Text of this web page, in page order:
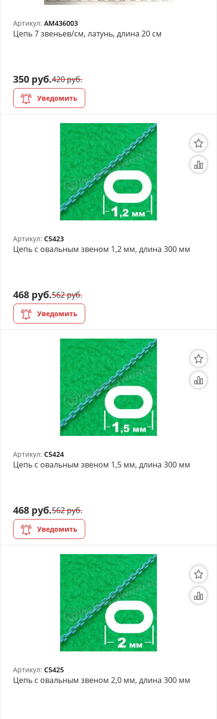
Подставки под миниатюры
Деревянные 3D модели
Донышки для вязания
Деревянные шкатулки
Инструмент
Нестандартные заготовки
Новогодние изделия
Дерево БАЛЬЗА и
Модели из ФП смолы
АРХИВ
Артикул: AM436003
Цепь 7 звеньев/см, латунь, длина 20 см
350 руб.420 руб.
Уведомить
Артикул: C5423
Цепь с овальным звеном 1,2 мм, длина 300 мм
468 руб.562 руб.
Уведомить
Артикул: C5424
Цепь с овальным звеном 1,5 мм, длина 300 мм
468 руб.562 руб.
Уведомить
Артикул: C5425
Цепь с овальным звеном 2,0 мм, длина 300 мм